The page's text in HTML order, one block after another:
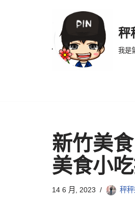
秤
我是
新竹美
美食小
14 6 月, 2023 秤